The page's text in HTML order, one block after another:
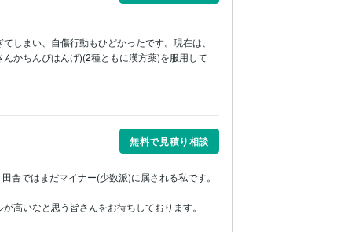
しまい、自傷行動もひどかったです。現在は、
かちんぴはんげ)(2種ともに漢方薬)を服用して
無料で見積り相談
ではまだマイナー(少数派)に属される私です。
高いなと思う皆さんをお待ちしております。